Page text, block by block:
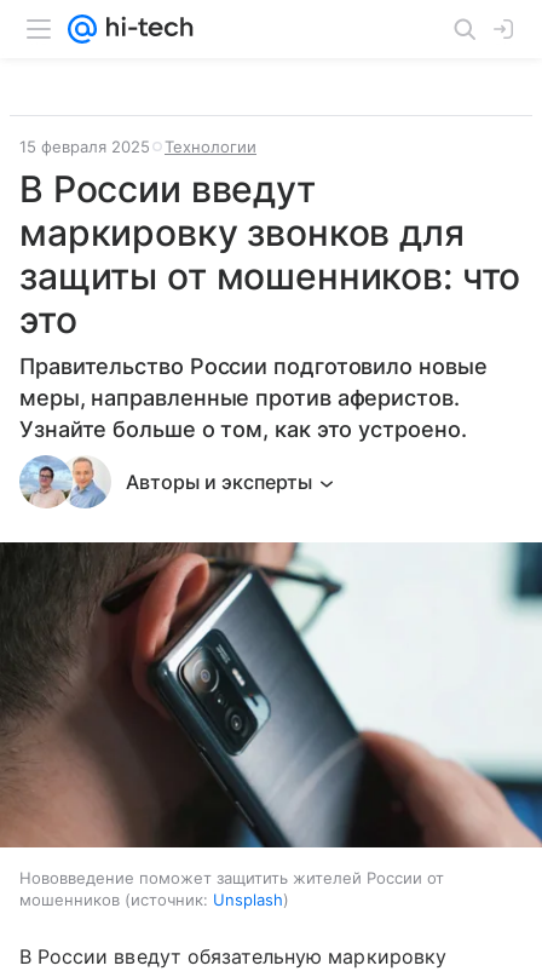
15 февраля 2025 Технологии
В России введут
маркировку звонков для
защиты от мошенников: что
это
Правительство России подготовило новые
меры, направленные против аферистов.
Узнайте больше о том, как это устроено.
Авторы и эксперты
Нововведение поможет защитить жителей России от
мошенников
источник: Unsplash
В России введут обязательную маркировку